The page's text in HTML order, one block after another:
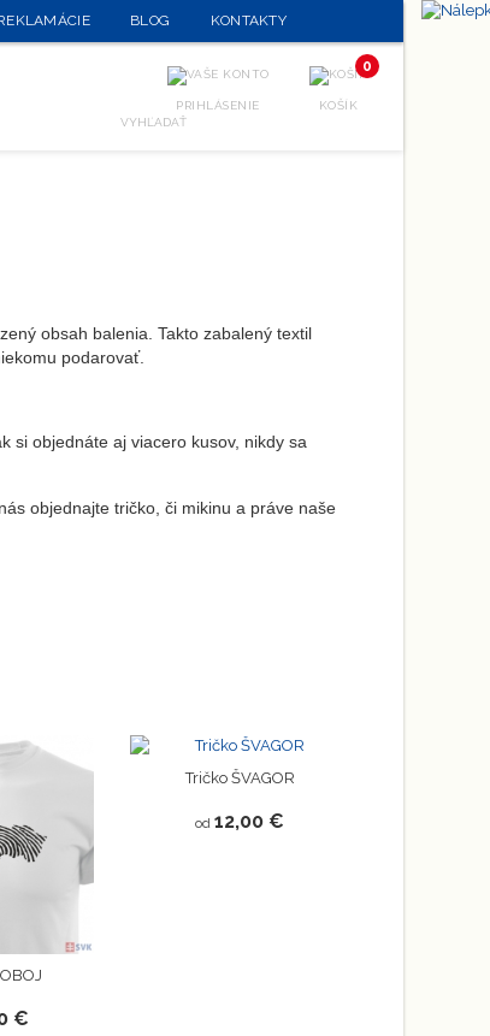
obsah balenia. Takto zabalený textil
podarovať.
si objednáte aj viacero kusov, nikdy sa
objednajte tričko, či mikinu a práve naše
€
Tričko ŠVAGOR
od 12,00 €
BLOG KONTAKTY
VYHĽADAŤ
PRIHLÁSENIE
0
KOŠÍK